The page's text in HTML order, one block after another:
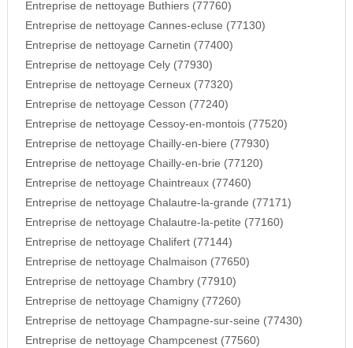
Entreprise de nettoyage Buthiers (77760)
Entreprise de nettoyage Cannes-ecluse (77130)
Entreprise de nettoyage Carnetin (77400)
Entreprise de nettoyage Cely (77930)
Entreprise de nettoyage Cerneux (77320)
Entreprise de nettoyage Cesson (77240)
Entreprise de nettoyage Cessoy-en-montois (77520)
Entreprise de nettoyage Chailly-en-biere (77930)
Entreprise de nettoyage Chailly-en-brie (77120)
Entreprise de nettoyage Chaintreaux (77460)
Entreprise de nettoyage Chalautre-la-grande (77171)
Entreprise de nettoyage Chalautre-la-petite (77160)
Entreprise de nettoyage Chalifert (77144)
Entreprise de nettoyage Chalmaison (77650)
Entreprise de nettoyage Chambry (77910)
Entreprise de nettoyage Chamigny (77260)
Entreprise de nettoyage Champagne-sur-seine (77430)
Entreprise de nettoyage Champcenest (77560)